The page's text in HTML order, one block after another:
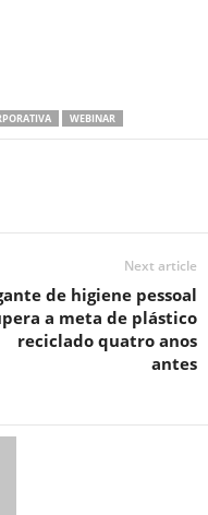
WEBINAR
Next article
de higiene pessoal
a meta de plástico
reciclado quatro anos
antes